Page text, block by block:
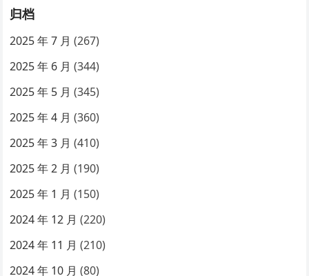
归档
2025 年 7 月 (267)
2025 年 6 月 (344)
2025 年 5 月 (345)
2025 年 4 月 (360)
2025 年 3 月 (410)
2025 年 2 月 (190)
2025 年 1 月 (150)
2024 年 12 月 (220)
2024 年 11 月 (210)
2024 年 10 月 (80)